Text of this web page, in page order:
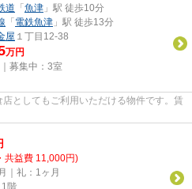
道 「 魚津 」駅 徒歩10分
「 電鉄魚津 」駅 徒歩13分
屋 １丁目12-38
万円
募集中： 3室
としてもご利用いただける物件です。賃
共益費 11,000円)
｜礼：1ヶ月
1階